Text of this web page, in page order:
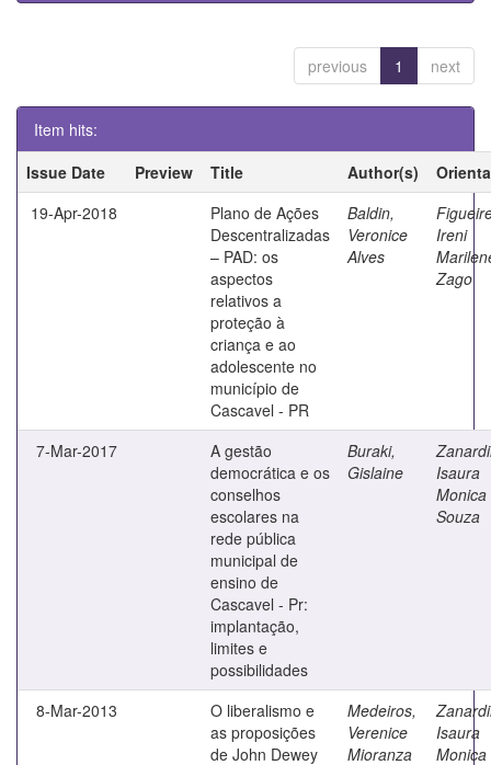
previous 1 next
Item hits:
Issue Date
Preview Title Author(s)
19-Apr-2018
Plano de Ações
Descentralizadas
– PAD: os
aspectos
relativos a
proteção à
criança e ao
adolescente no
município de
Cascavel - PR
Baldin,
Veronice
Alves
Ireni
Zago
7-Mar-2017
A gestão
democrática e os
conselhos
escolares na
rede pública
municipal de
ensino de
Cascavel - Pr:
implantação,
limites e
possibilidades
Buraki,
Gislaine
Isaura
Monica
Souza
8-Mar-2013
O liberalismo e
as proposições
de John Dewey
Medeiros,
Verenice
Mioranza
Isaura
Monica